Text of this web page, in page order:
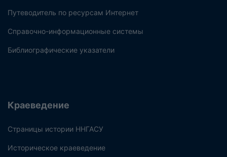
Путеводитель по ресурсам Интернет
Справочно-информационные системы
Библиографические указатели
Краеведение
Страницы истории ННГАСУ
Историческое краеведение